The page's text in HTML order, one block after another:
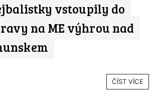
vstoupily do
na ME výhrou nad
ČÍST VÍCE